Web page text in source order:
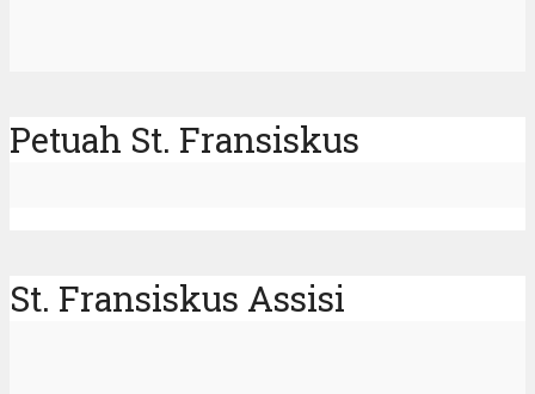
Petuah St. Fransiskus
St. Fransiskus Assisi